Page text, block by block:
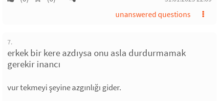
unanswered questions
7.
erkek bir kere azdıysa onu asla durdurmamak
gerekir inancı
vur tekmeyi şeyine azgınlığı gider.